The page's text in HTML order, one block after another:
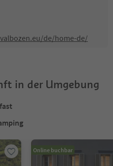
de/home-de/
in der Umgebung
Online buchbar